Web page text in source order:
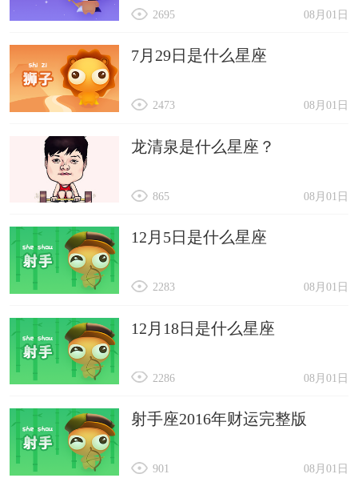
08月01日
2695
7月29日是什么星座
08月01日
2473
龙清泉是什么星座？
08月01日
865
12月5日是什么星座
08月01日
2283
12月18日是什么星座
08月01日
2286
射手座2016年财运完整版
08月01日
901